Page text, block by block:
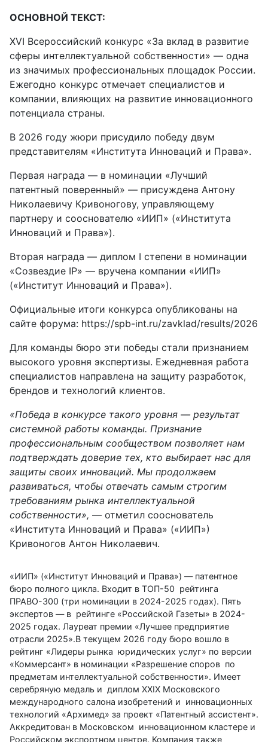
ОСНОВНОЙ ТЕКСТ:
XVI Всероссийский конкурс «За вклад в развитие
сферы интеллектуальной собственности» — одна
из значимых профессиональных площадок России.
Ежегодно конкурс отмечает специалистов и
компании, влияющих на развитие инновационного
потенциала страны.
В 2026 году жюри присудило победу двум
представителям «Института Инноваций и Права».
Первая награда — в номинации «Лучший
патентный поверенный» — присуждена Антону
Николаевичу Кривоногову, управляющему
партнеру и сооснователю «ИИП» («Института
Инноваций и Права»).
Вторая награда — диплом I степени в номинации
«Созвездие IP» — вручена компании «ИИП»
(«Институт Инноваций и Права»).
Официальные итоги конкурса опубликованы на
сайте форума: https://spb-int.ru/zavklad/results/2026
Для команды бюро эти победы стали признанием
высокого уровня экспертизы. Ежедневная работа
специалистов направлена на защиту разработок,
брендов и технологий клиентов.
«Победа в конкурсе такого уровня — результат
системной работы команды. Признание
профессиональным сообществом позволяет нам
подтверждать доверие тех, кто выбирает нас для
защиты своих инноваций. Мы продолжаем
развиваться, чтобы отвечать самым строгим
требованиям рынка интеллектуальной
собственности», — отметил сооснователь
«Института Инноваций и Права» («ИИП»)
Кривоногов Антон Николаевич.
«ИИП» («Институт Инноваций и Права») — патентное
бюро полного цикла. Входит в ТОП-50 рейтинга
ПРАВО-300 (три номинации в 2024-2025 годах). Пять
экспертов — в рейтинге «Российской Газеты» в 2024-
2025 годах. Лауреат премии «Лучшее предприятие
отрасли 2025».В текущем 2026 году бюро вошло в
рейтинг «Лидеры рынка юридических услуг» по версии
«Коммерсант» в номинации «Разрешение споров по
предметам интеллектуальной собственности». Имеет
серебряную медаль и диплом XXIX Московского
международного салона изобретений и инновационных
технологий «Архимед» за проект «Патентный ассистент».
Аккредитован в Московском инновационном кластере и
Российском экспортном центре. Компания также